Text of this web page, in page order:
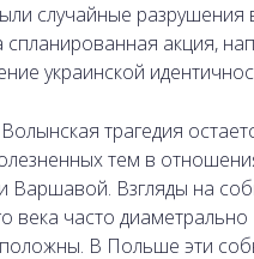
случайные
спланированная акция,
украинской
трагедия
тем в
Варшавой. Взгляды на
века часто диаметрально
В Польше эти